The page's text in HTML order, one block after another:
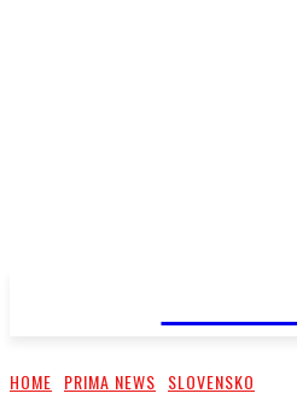
HOME PRIMA NEWS SLOVENSKO